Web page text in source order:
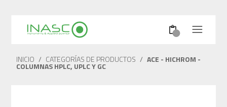
INICIO / CATEGORÍAS DE PRODUCTOS / ACE - HICHROM -
COLUMNAS HPLC, UPLC Y GC